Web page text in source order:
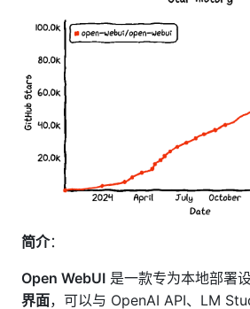
简介：
Open WebUI 是一款专为本地部署
界面，可以与 OpenAI API、LM